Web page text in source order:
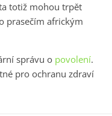
totiž mohou trpět
prasečím africkým
správu o povolení.
pro ochranu zdraví